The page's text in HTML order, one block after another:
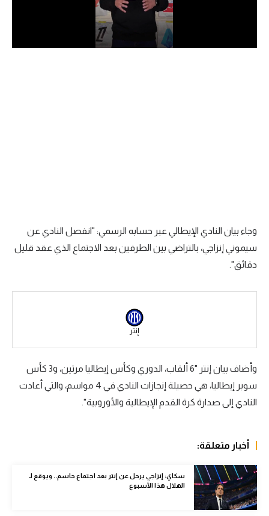
دوري أبطال إفريقيا
منتخب مصر
سعودي في الجول
رياضات أخرى
أمم إفريقيا
كرة سلة
كرة يد
كرة طائرة
وجاء بيان النادي الإيطالي عبر حسابه الرسمي: "انفصل النادي عن
سيموني إنزاجي، بالتراضي بين الطرفين بعد الاجتماع الذي عقد قليل
دقائق".
إنتر
وأضاف بيان إنتر "6 ألقاب، الدوري وكأس إيطاليا مرتين، و3 كأس
سوبر إيطاليا، هي حصيلة إنجازات النادي في 4 مواسم، والتي أعادت
النادي إلى صدارة كرة القدم الإيطالية والأوروبية".
أخبار متعلقة:
سكاي: إنزاجي يرحل عن إنتر بعد اجتماع حاسم.. ويوقع لـ
الهلال هذا الأسبوع